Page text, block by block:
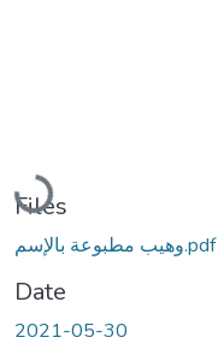
Loading...
Files
وهيب مطبوعة بالإسم.pdf
Date
2021-05-30